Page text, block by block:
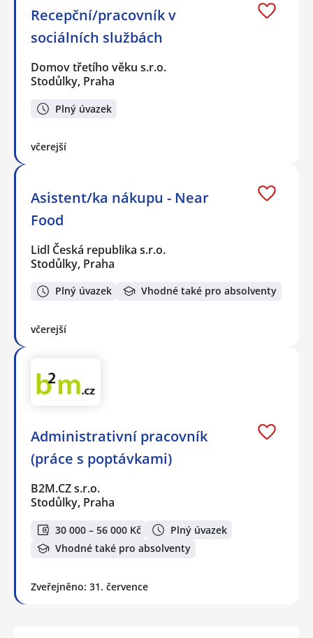
Recepční/pracovník v
sociálních službách
Domov třetího věku s.r.o.
Stodůlky, Praha
Plný úvazek
včerejší
Asistent/ka nákupu - Near
Food
Lidl Česká republika s.r.o.
Stodůlky, Praha
Plný úvazek Vhodné také pro absolventy
včerejší
Administrativní pracovník
(práce s poptávkami)
B2M.CZ s.r.o.
Stodůlky, Praha
30 000 – 56 000 Kč
Plný úvazek
Vhodné také pro absolventy
Zveřejněno: 31. července